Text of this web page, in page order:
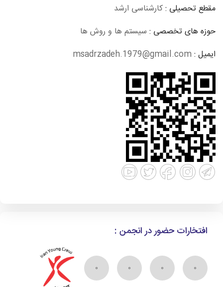
مقطع تحصیلی :کارشناسی ارشد
حوزه های تخصصی :سیستم ها و روش ها
ایمیل :msadrzadeh.1979@gmail.com
افتخارات حضور در انجمن :